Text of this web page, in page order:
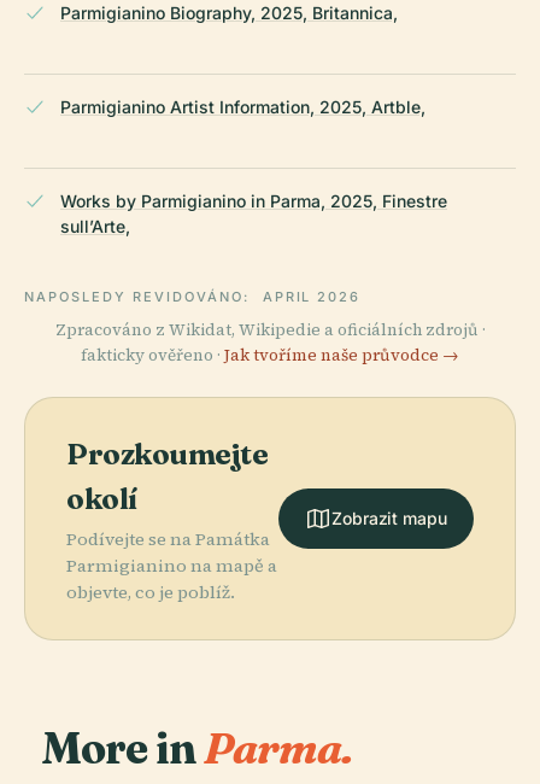
Parmigianino Biography, 2025, Britannica,
Parmigianino Artist Information, 2025, Artble,
Works by Parmigianino in Parma, 2025, Finestre
sull’Arte,
NAPOSLEDY REVIDOVÁNO: APRIL 2026
Zpracováno z Wikidat, Wikipedie a oficiálních zdrojů ·
fakticky ověřeno · Jak tvoříme naše průvodce →
Prozkoumejte
okolí
Podívejte se na Památka
Parmigianino na mapě a
objevte, co je poblíž.
Zobrazit mapu
More inParma.